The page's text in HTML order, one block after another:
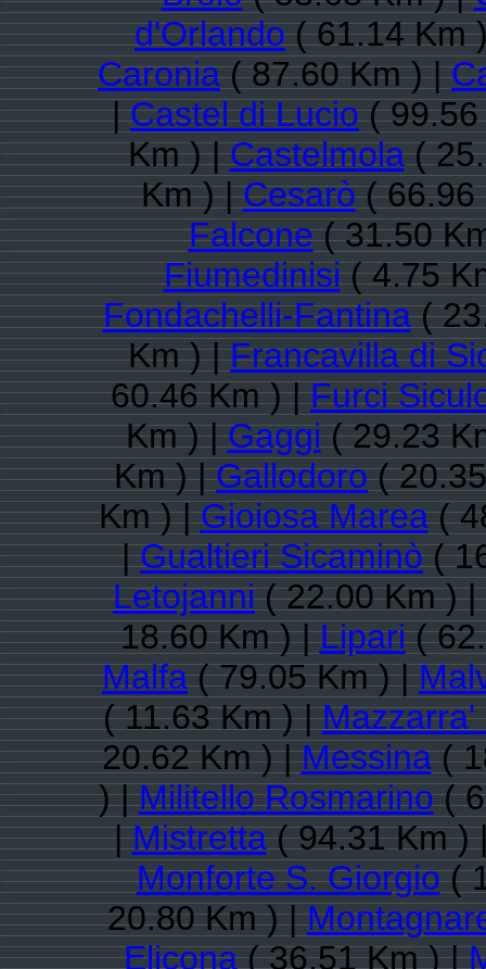
d'Orlando( 61.14 Km
Caronia( 87.60 Km ) |
|Castel di Lucio(
Km ) |Castelmola(
Km ) |Cesarò( 66.96
Falcone( 31.50
Fiumedinisi( 4.75
Fondachelli-Fantina(
Km ) |Francavilla di
60.46 Km ) |Furci
Km ) |Gaggi( 29.23
Km ) |Gallodoro(
Km ) |Gioiosa Marea(
|Gualtieri Sicaminò(
Letojanni( 22.00 Km ) |
18.60 Km ) |Lipari(
Malfa( 79.05 Km ) |
( 11.63 Km ) |Mazzarra'
20.62 Km ) |Messina(
) |Militello Rosmarino(
|Mistretta( 94.31 Km )
Monforte S. Giorgio(
20.80 Km ) |
Elicona( 36.51 Km ) |